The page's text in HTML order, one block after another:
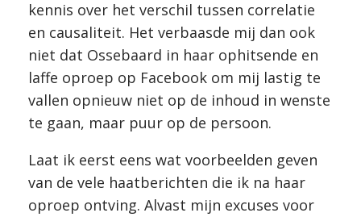
kennis over het verschil tussen correlatie
en causaliteit. Het verbaasde mij dan ook
niet dat Ossebaard in haar ophitsende en
laffe oproep op Facebook om mij lastig te
vallen opnieuw niet op de inhoud in wenste
te gaan, maar puur op de persoon.
Laat ik eerst eens wat voorbeelden geven
van de vele haatberichten die ik na haar
oproep ontving. Alvast mijn excuses voor